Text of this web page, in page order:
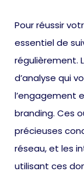
Pour réussir
essentiel de
régulièrement.
d’analyse qui
l’engagement
branding. Ces
précieuses
réseau, et les
utilisant ces